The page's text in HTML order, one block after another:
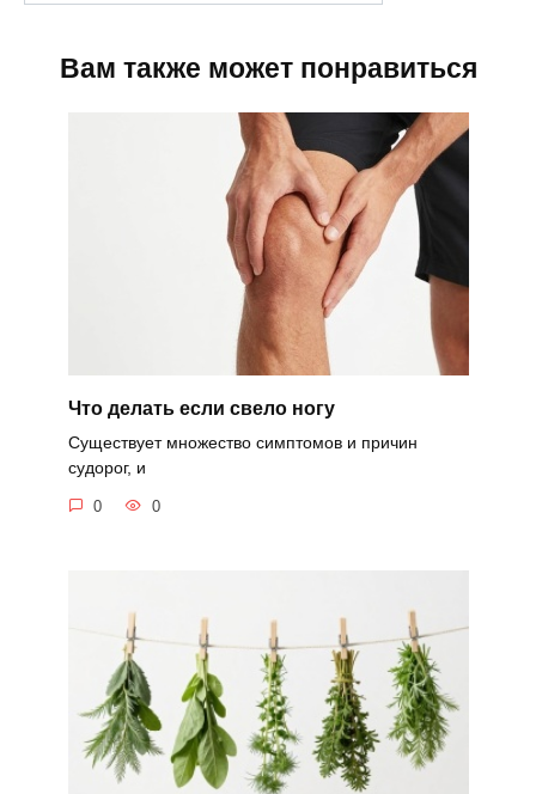
Вам также может понравиться
Что делать если свело ногу
Существует множество симптомов и причин
судорог, и
0 0